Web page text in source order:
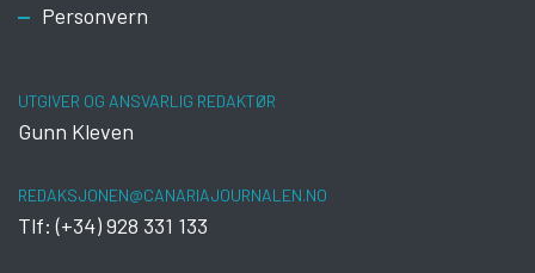
Personvern
UTGIVER OG ANSVARLIG REDAKTØR
Gunn Kleven
REDAKSJONEN@CANARIAJOURNALEN.NO
Tlf: (+34) 928 331 133